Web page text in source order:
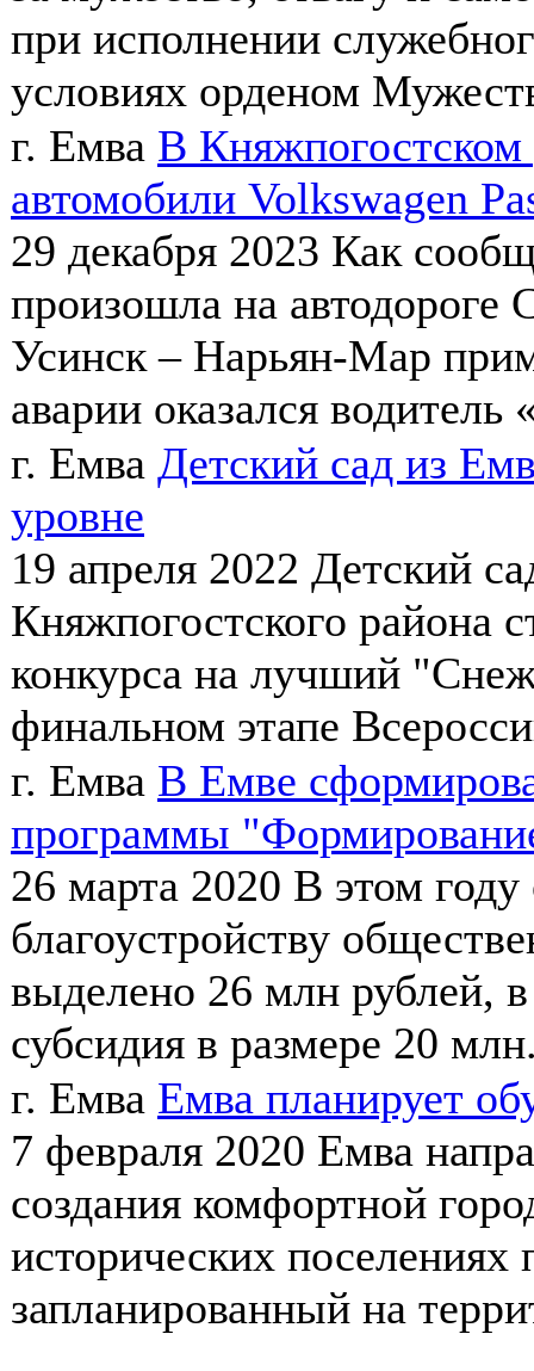
при исполнении
условиях орденом
г. Емва В Княжпогостском
автомобили Volkswagen
29 декабря 2023 Как
произошла на
Усинск – Нарьян-Мар
аварии оказался
г. Емва Детский сад из
уровне
19 апреля 2022 Детский
Княжпогостского района
конкурса на лучший
финальном этапе
г. Емва В Емве
программы
26 марта 2020 В этом году
благоустройству
выделено 26 млн рублей,
субсидия в размере 20
г. Емва Емва планирует
7 февраля 2020 Емва
создания комфортной
исторических
запланированный на